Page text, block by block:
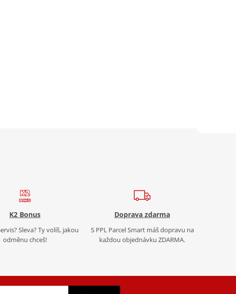
K2 Bonus
Sleva? Ty volíš, jakou
odměnu chceš!
Doprava zdarma
S PPL Parcel Smart máš dopravu na
každou objednávku ZDARMA.